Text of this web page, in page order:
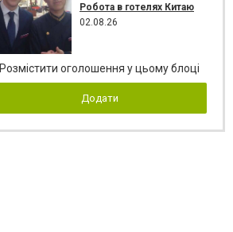
Робота в готелях Китаю
02.08.26
Розмістити оголошення у цьому блоці
Додати